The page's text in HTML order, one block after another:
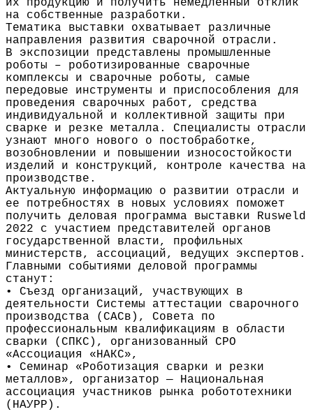
их продукцию и получить немедленный отклик
на собственные разработки.
Тематика выставки охватывает различные
направления развития сварочной отрасли.
В экспозиции представлены промышленные
роботы – роботизированные сварочные
комплексы и сварочные роботы, самые
передовые инструменты и приспособления для
проведения сварочных работ, средства
индивидуальной и коллективной защиты при
сварке и резке металла. Специалисты отрасли
узнают много нового о постобработке,
возобновлении и повышении износостойкости
изделий и конструкций, контроле качества на
производстве.
Актуальную информацию о развитии отрасли и
ее потребностях в новых условиях поможет
получить деловая программа выставки Rusweld
2022 с участием представителей органов
государственной власти, профильных
министерств, ассоциаций, ведущих экспертов.
Главными событиями деловой программы
станут:
• Съезд организаций, участвующих в
деятельности Системы аттестации сварочного
производства (САСв), Совета по
профессиональным квалификациям в области
сварки (СПКС), организованный СРО
«Ассоциация «НАКС»,
• Семинар «Роботизация сварки и резки
металлов», организатор — Национальная
ассоциация участников рынка робототехники
(НАУРР).